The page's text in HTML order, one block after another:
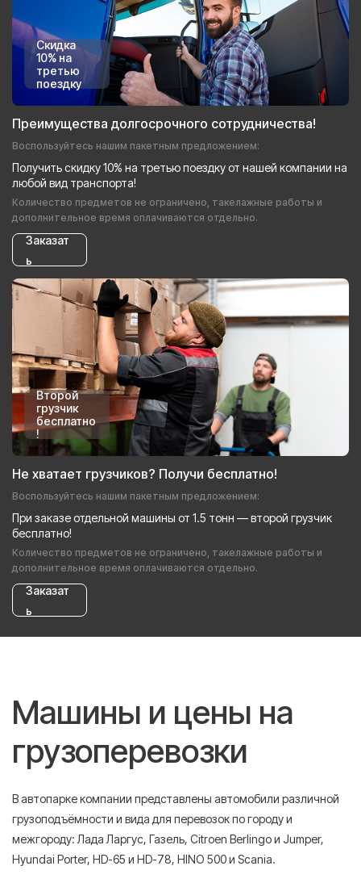
Скидка
10% на
третью
поездку
Преимущества долгосрочного сотрудничества!
Воспользуйтесь нашим пакетным предложением:
Получить скидку 10% на третью поездку от нашей компании на
любой вид транспорта!
Количество предметов не ограничено, такелажные работы и
дополнительное время оплачиваются отдельно.
Заказат
ь
Второй
грузчик
бесплатно
!
Не хватает грузчиков? Получи бесплатно!
Воспользуйтесь нашим пакетным предложением:
При заказе отдельной машины от 1.5 тонн — второй грузчик
бесплатно!
Количество предметов не ограничено, такелажные работы и
дополнительное время оплачиваются отдельно.
Заказат
ь
Машины и цены на
грузоперевозки
В автопарке компании представлены автомобили различной
грузоподъёмности и вида для перевозок по городу и
межгороду: Лада Ларгус, Газель, Citroen Berlingo и Jumper,
Hyundai Porter, HD-65 и HD-78, HINO 500 и Scania.